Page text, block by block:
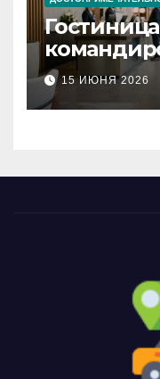
критерии
15 ИЮНЯ 2026